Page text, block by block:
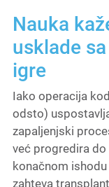
Nauka
usklade
igre
Iako operacija
odsto)
zapaljenjski
već progredira
konačnom
zahteva